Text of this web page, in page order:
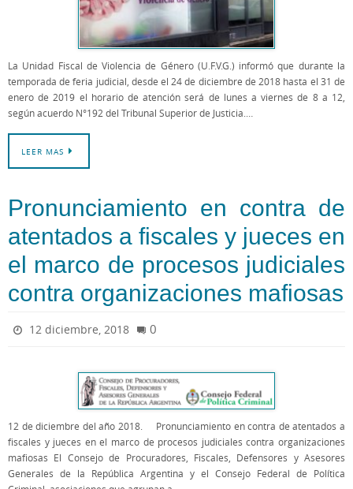
La Unidad Fiscal de Violencia de Género (U.F.V.G.) informó que durante la
temporada de feria judicial, desde el 24 de diciembre de 2018 hasta el 31 de
enero de 2019 el horario de atención será de lunes a viernes de 8 a 12,
según acuerdo N°192 del Tribunal Superior de Justicia.…
LEER MAS
Pronunciamiento en contra de
atentados a fiscales y jueces en
el marco de procesos judiciales
contra organizaciones mafiosas
12 diciembre, 2018 0
12 de diciembre del año 2018. Pronunciamiento en contra de atentados a
fiscales y jueces en el marco de procesos judiciales contra organizaciones
mafiosas El Consejo de Procuradores, Fiscales, Defensores y Asesores
Generales de la República Argentina y el Consejo Federal de Política